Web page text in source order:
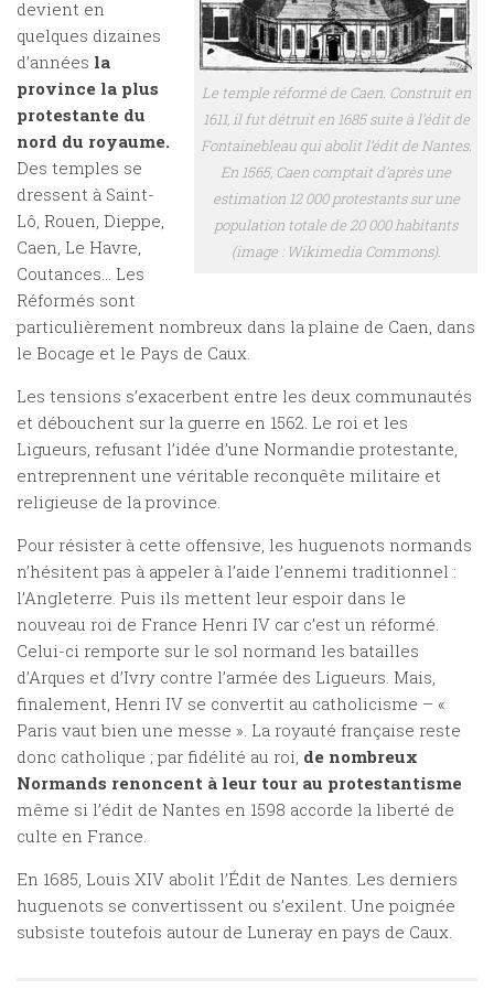
Le temple réformé de Caen. Construit en
1611, il fut détruit en 1685 suite à l’édit de
Fontainebleau qui abolit l’édit de Nantes.
En 1565, Caen comptait d’après une
estimation 12 000 protestants sur une
population totale de 20 000 habitants
(image : Wikimedia Commons).
devient en
quelques dizaines
d’années la
province la plus
protestante du
nord du royaume.
Des temples se
dressent à Saint-
Lô, Rouen, Dieppe,
Caen, Le Havre,
Coutances… Les
Réformés sont
particulièrement nombreux dans la plaine de Caen, dans
le Bocage et le Pays de Caux.
Les tensions s’exacerbent entre les deux communautés
et débouchent sur la guerre en 1562. Le roi et les
Ligueurs, refusant l’idée d’une Normandie protestante,
entreprennent une véritable reconquête militaire et
religieuse de la province.
Pour résister à cette offensive, les huguenots normands
n’hésitent pas à appeler à l’aide l’ennemi traditionnel :
l’Angleterre. Puis ils mettent leur espoir dans le
nouveau roi de France Henri IV car c’est un réformé.
Celui-ci remporte sur le sol normand les batailles
d’Arques et d’Ivry contre l’armée des Ligueurs. Mais,
finalement, Henri IV se convertit au catholicisme – «
Paris vaut bien une messe ». La royauté française reste
donc catholique ; par fidélité au roi, de nombreux
Normands renoncent à leur tour au protestantisme
même si l’édit de Nantes en 1598 accorde la liberté de
culte en France.
En 1685, Louis XIV abolit l’Édit de Nantes. Les derniers
huguenots se convertissent ou s’exilent. Une poignée
subsiste toutefois autour de Luneray en pays de Caux.